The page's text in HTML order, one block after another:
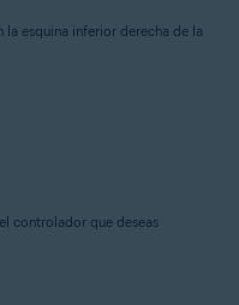
la esquina inferior derecha de la
controlador que deseas